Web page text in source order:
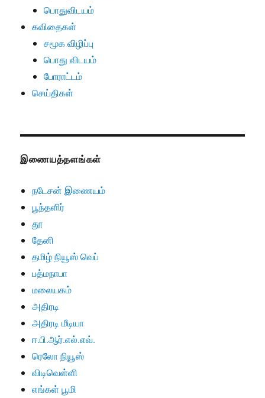
பொதுவிடயம்
கவிதைகள்
சமூக விழிப்பு
பொது விடயம்
போராட்டம்
செய்திகள்
இணையத்தளங்கள்
நடேசன் இணையம்
பூந்தளிர்
தூ
தேனி
தமிழ் நியூஸ் வெப்
பத்மநாபா
மலையகம்
அதிரடி
அதிரடி மீடியா
ஈ.பி.ஆர்.எல்.எவ்.
ரெலோ நியூஸ்
விடிவெள்ளி
எங்கள் பூமி